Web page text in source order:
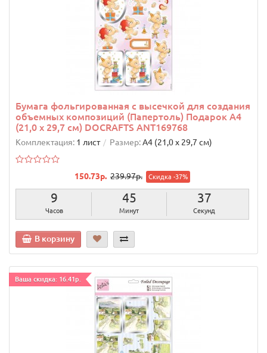
Бумага фольгированная с высечкой для создания
объемных композиций (Папертоль) Подарок А4
(21,0 х 29,7 см) DOCRAFTS ANT169768
Комплектация: 1 лист Размер:А4 (21,0 х 29,7 см)
150.73р. 239.97р. Скидка -37%
9
Часов
45
Минут
36
Секунд
В корзину
Ваша скидка: 16.41р.